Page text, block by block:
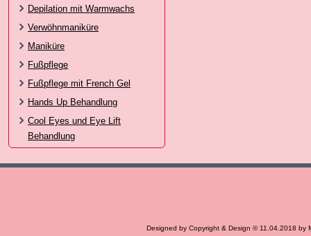
Depilation mit Warmwachs
Verwöhnmaniküre
Maniküre
Fußpflege
Fußpflege mit French Gel
Hands Up Behandlung
Cool Eyes und Eye Lift
Behandlung
Designed by Copyright & Design © 11.04.2018 by